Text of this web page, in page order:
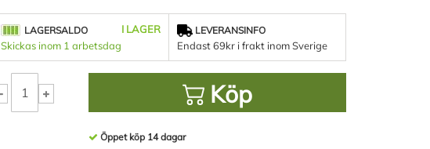
LAGERSALDO
I LAGER
Skickas inom 1 arbetsdag
LEVERANSINFO
Endast 69kr i frakt inom Sverige
Köp
Öppet köp 14 dagar